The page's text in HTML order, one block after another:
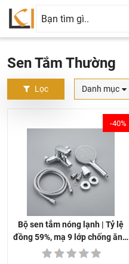
Sen Tắm Thường
Lọc Danh mục
-40%
Bộ sen tắm nóng lạnh | Tỷ lệ
đồng 59%, mạ 9 lớp chống ăn…